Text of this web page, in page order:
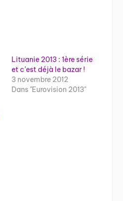
Lituanie 2013 : 1ère série
et c’est déjà le bazar !
3 novembre 2012
Dans "Eurovision 2013"